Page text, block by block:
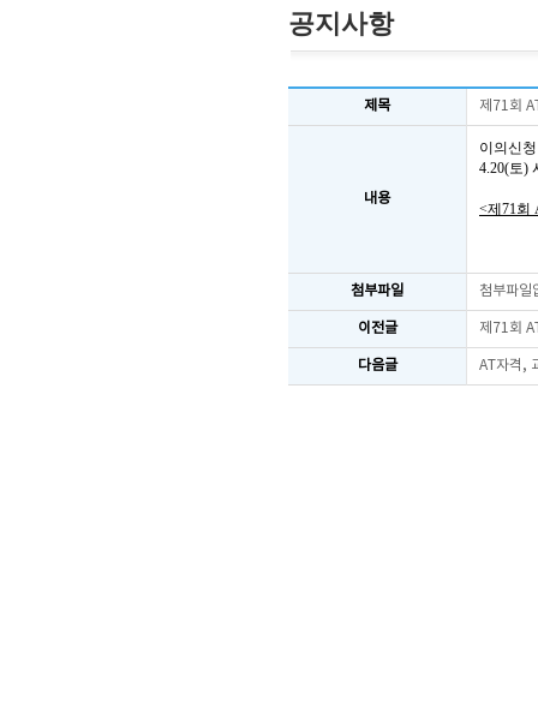
공지사항
제목 제71회
내용
이의신
4.20(토)
<제71회
첨부파일 첨부파일
이전글 제71회
다음글 AT자격,